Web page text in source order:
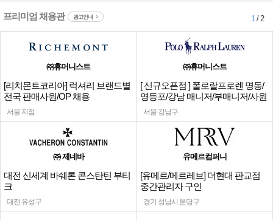
프리미엄 채용관 광고안내 1/ 2
㈜휴머니스트
[리치몬트코리아] 럭셔리 브랜드별
전국 판매사원/OP 채용
서울 지점
㈜휴머니스트
[ 신규오픈점 ] 폴로랄프로렌 명동/
영등포/강남 매니저/부매니저/사원
서울 강남구
㈜ 제네바
대전 신세계 바쉐론 콘스탄틴 부티
크
대전 유성구
유메르컴퍼니
[유메르/메르레브] 더현대 판교점
중간관리자 구인
경기 성남시 분당구